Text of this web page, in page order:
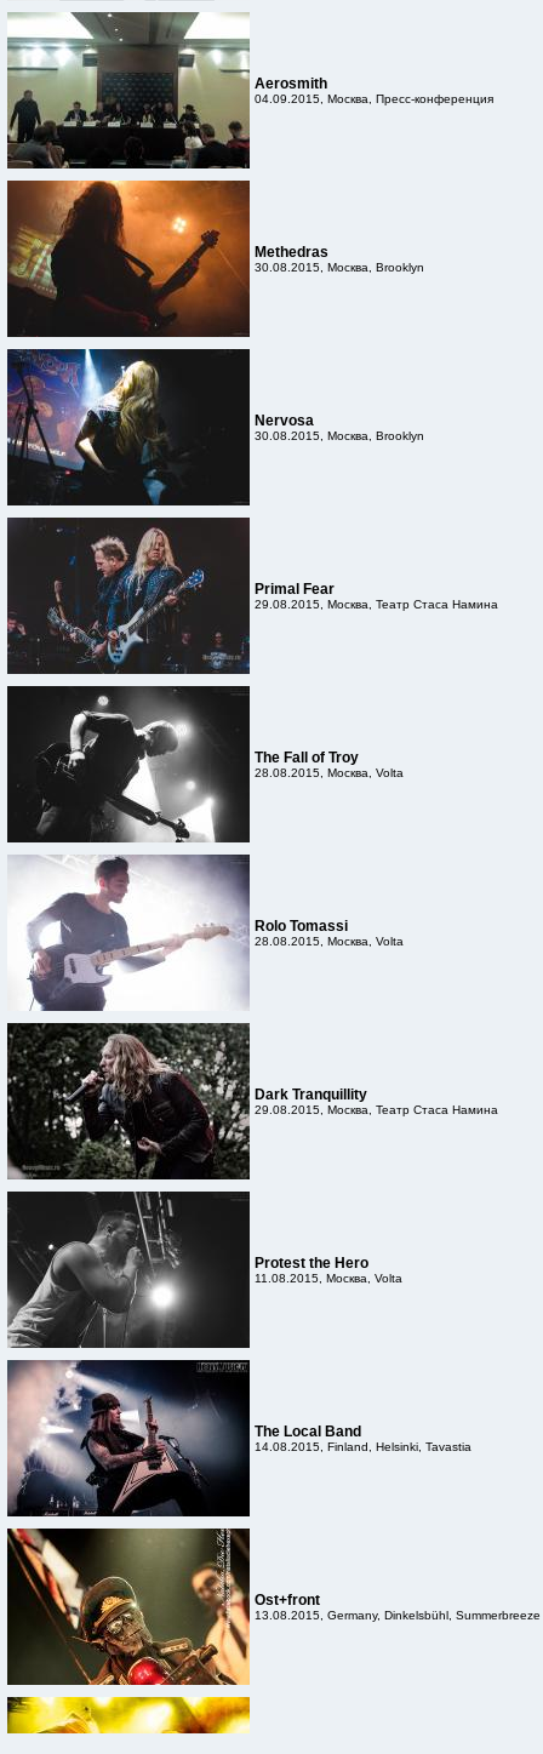
Aerosmith
04.09.2015, Москва, Пресс-конференция
Methedras
30.08.2015, Москва, Brooklyn
Nervosa
30.08.2015, Москва, Brooklyn
Primal Fear
29.08.2015, Москва, Театр Стаса Намина
The Fall of Troy
28.08.2015, Москва, Volta
Rolo Tomassi
28.08.2015, Москва, Volta
Dark Tranquillity
29.08.2015, Москва, Театр Стаса Намина
Protest the Hero
11.08.2015, Москва, Volta
The Local Band
14.08.2015, Finland, Helsinki, Tavastia
Ost+front
13.08.2015, Germany, Dinkelsbühl, Summerbreeze